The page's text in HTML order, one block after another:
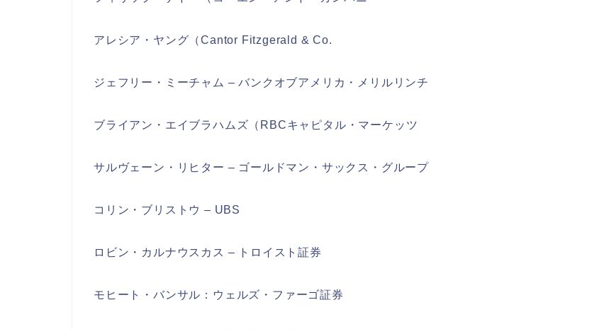
アレシア・ヤング（Cantor Fitzgerald & Co.
ジェフリー・ミーチャム – バンクオブアメリカ・メリルリンチ
ブライアン・エイブラハムズ（RBCキャピタル・マーケッツ
サルヴェーン・リヒター – ゴールドマン・サックス・グループ
コリン・ブリストウ – UBS
ロビン・カルナウスカス – トロイスト証券
モヒート・バンサル：ウェルズ・ファーゴ証券